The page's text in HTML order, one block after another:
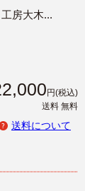
房大木...
円(税込)
送料 無料
送料について